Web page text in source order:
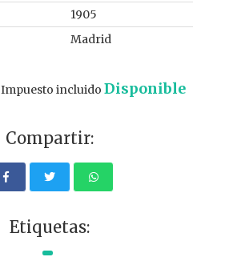
1905
Madrid
Impuesto incluido Disponible
Compartir:
Etiquetas: